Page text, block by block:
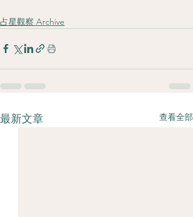
占星觀察 Archive
最新文章 查看全部